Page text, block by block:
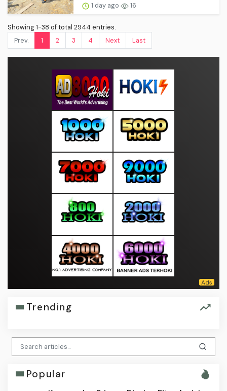
1 day ago 16
Showing 1-38 of total 2944 entries.
Prev.
1 2 3 4 Next Last
Trending
Popular